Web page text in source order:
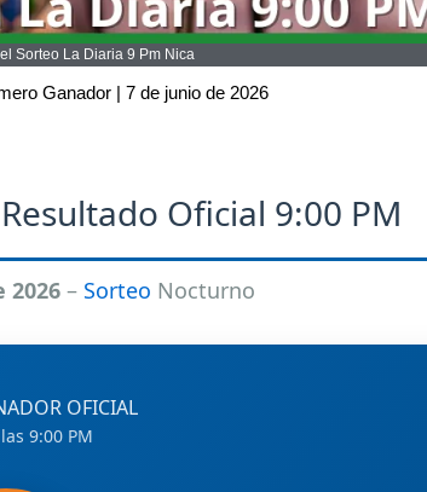
Sorteo La Diaria 9 Pm Nica
Ganador | 7 de junio de 2026
Oficial 9:00 PM
2026– Sorteo Nocturno
OFICIAL
9:00 PM